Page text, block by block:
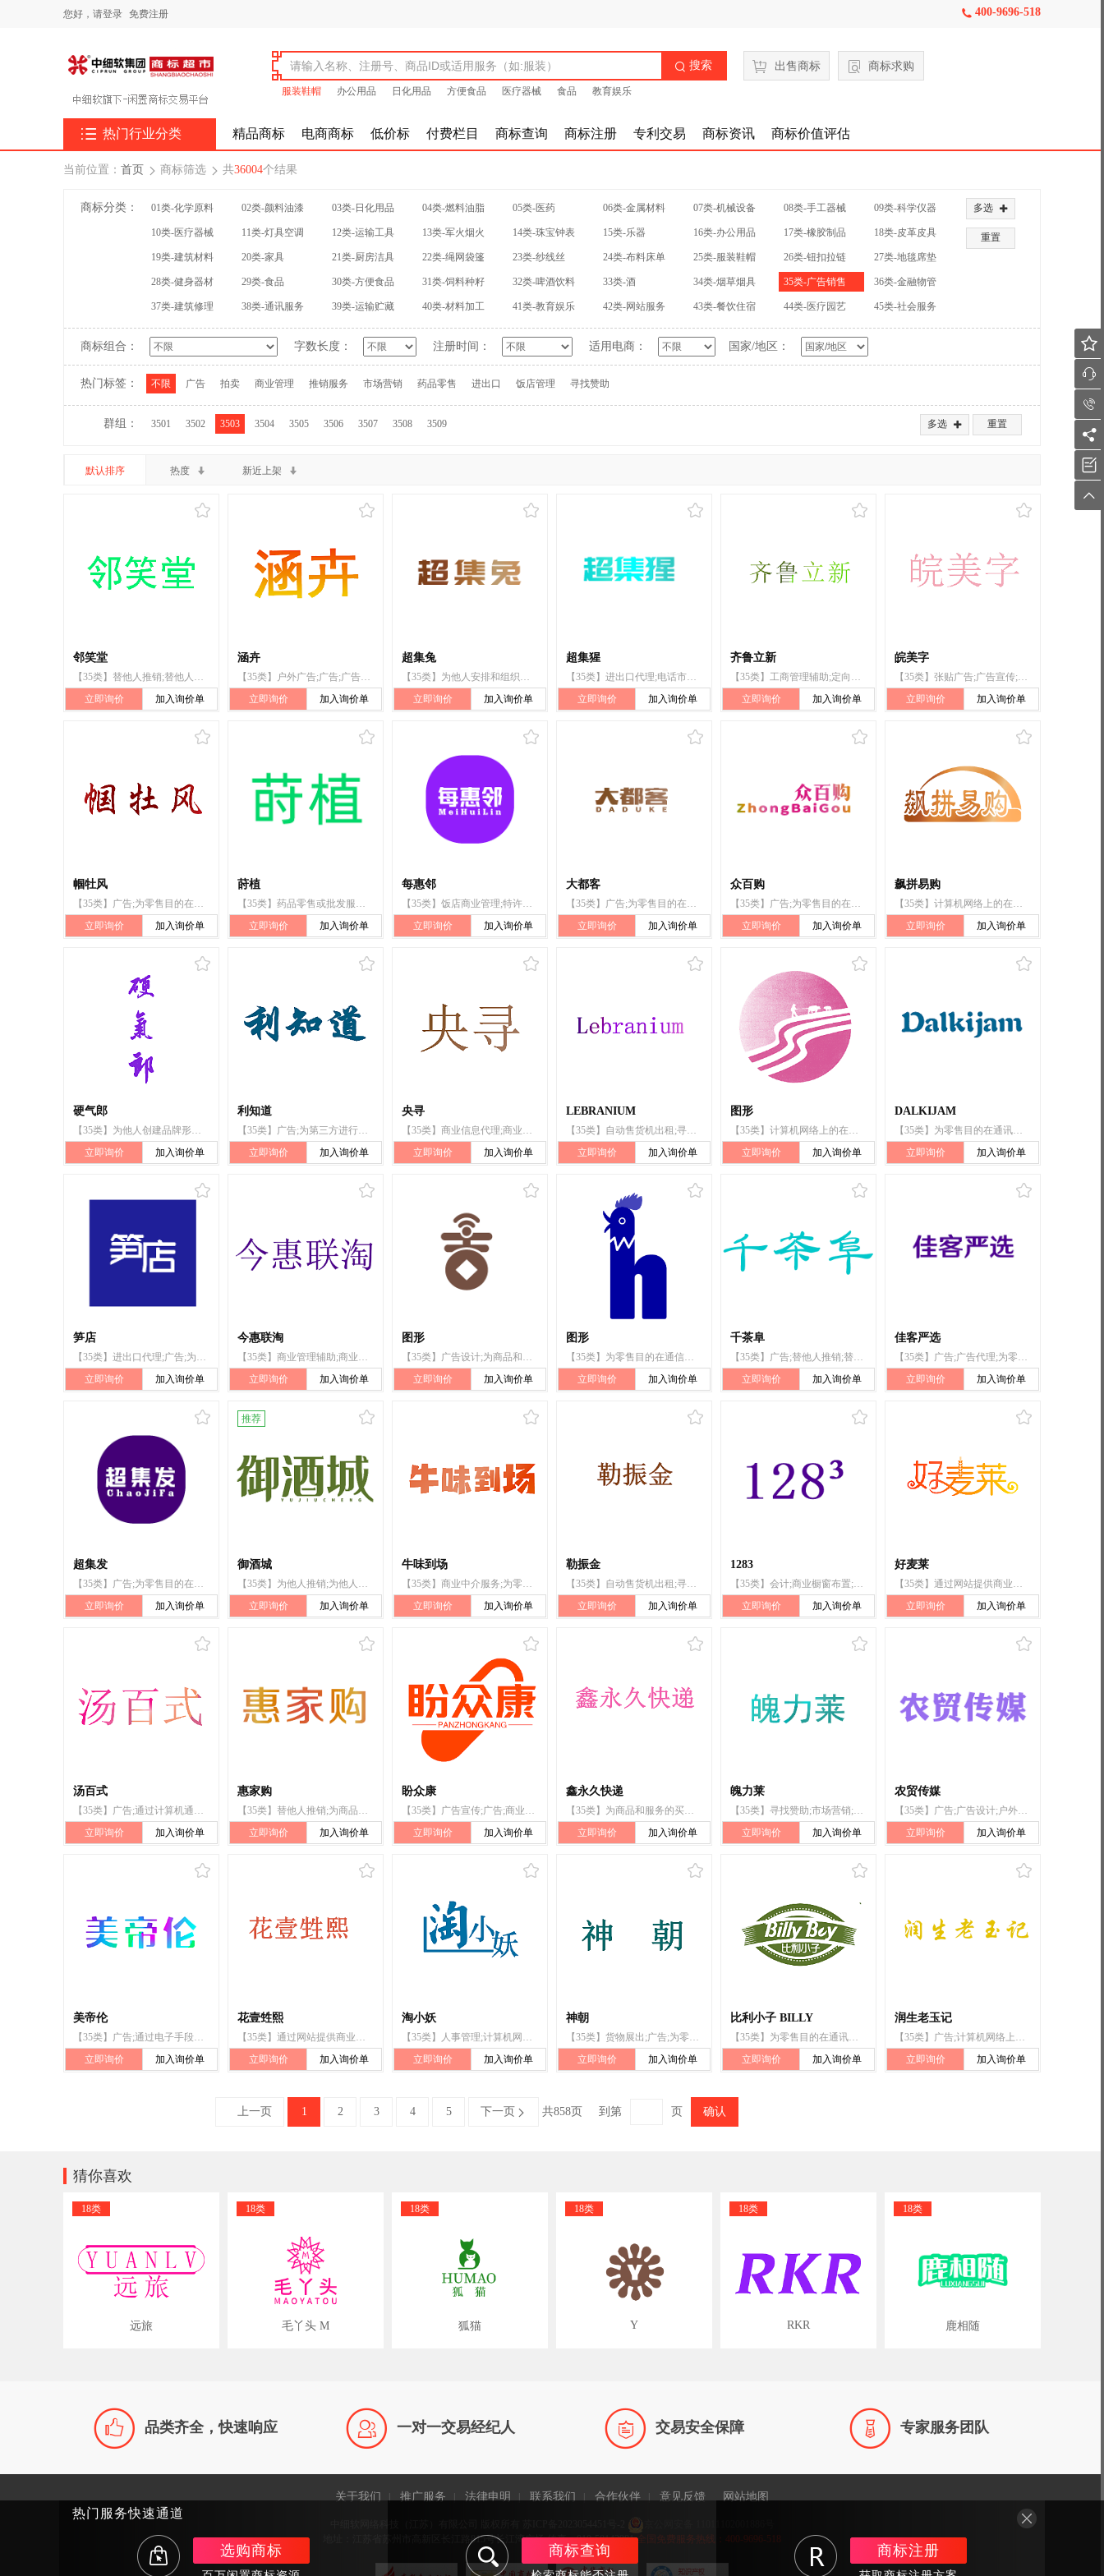
您好， 请登录 免费注册  400-9696-518
 搜索
服装鞋帽 办公用品 日化用品 方便食品 医疗器械 食品 教育娱乐
出售商标 商标求购
 热门行业分类 精品商标 电商商标 低价标 付费栏目 商标查询 商标注册 专利交易 商标资讯 商标价值评估
当前位置： 首页  商标筛选  共36004个结果
多选 
重置
商标分类： 01类-化学原料 02类-颜料油漆 03类-日化用品 04类-燃料油脂 05类-医药 06类-金属材料 07类-机械设备 08类-手工器械 09类-科学仪器
10类-医疗器械 11类-灯具空调 12类-运输工具 13类-军火烟火 14类-珠宝钟表 15类-乐器 16类-办公用品 17类-橡胶制品 18类-皮革皮具
19类-建筑材料 20类-家具 21类-厨房洁具 22类-绳网袋篷 23类-纱线丝 24类-布料床单 25类-服装鞋帽 26类-钮扣拉链 27类-地毯席垫
28类-健身器材 29类-食品 30类-方便食品 31类-饲料种籽 32类-啤酒饮料 33类-酒 34类-烟草烟具 35类-广告销售 36类-金融物管
37类-建筑修理 38类-通讯服务 39类-运输贮藏 40类-材料加工 41类-教育娱乐 42类-网站服务 43类-餐饮住宿 44类-医疗园艺 45类-社会服务
商标组合： 字数长度： 注册时间： 适用电商： 国家/地区：
热门标签： 不限 广告 拍卖 商业管理 推销服务 市场营销 药品零售 进出口 饭店管理 寻找赞助
多选  重置
群组： 3501 3502 3503 3504 3505 3506 3507 3508 3509
默认排序 热度 新近上架
邻笑堂
【35类】替他人推销;替他人推销商品和服务;通过分发印刷品和促销竞赛替他人推销商品和服务;通过发行和管理贵宾卡替他人推销;为他人安排和组织市场促销;为他人进行网上竞价拍卖;实施拍卖;通过互联网提供拍卖;为他人的商品和服务进行市场营销;提供在线拍卖服务
立即询价
加入询价单
涵卉
【35类】户外广告;广告;广告宣传;进出口代理;在网站上为商品和服务提供广告空间;为商品和服务的买卖双方提供在线市场;计算机网络上的在线广告;为零售目的在通信媒体上展示商品;替他人推销;市场营销
立即询价
加入询价单
超集兔
【35类】为他人安排和组织市场促销;软件出版框架下的市场营销;定向市场营销;药用、兽医用、卫生用制剂和医疗用品的批发服务;为商品和服务的买卖双方提供在线市场;电话市场营销;市场营销;替他人采购（替其他企业购买商品或服务）;替他人推销;进出口代理
立即询价
加入询价单
超集猩
【35类】进出口代理;电话市场营销;定向市场营销;软件出版框架下的市场营销;为他人安排和组织市场促销;药用、兽医用、卫生用制剂和医疗用品的批发服务;为商品和服务的买卖双方提供在线市场;市场营销;替他人采购（替其他企业购买商品或服务）;替他人推销
立即询价
加入询价单
齐鲁立新
【35类】工商管理辅助;定向市场营销;为商品和服务的买卖双方提供在线市场;替他人推销;进出口代理;饭店商业管理;提供商业信息;特许经营的商业管理;为零售目的在通信媒体上展示商品;广告
立即询价
加入询价单
皖美字
【35类】张贴广告;广告宣传;广告;工商管理辅助;市场营销研究;特许经营的商业管理;进出口代理;为他人推销;为他人采购（为其他企业购买商品或服务）;市场营销
立即询价
加入询价单
帼牡风
【35类】广告;为零售目的在通讯媒体上展示商品;广告版面设计;广告片制作;广告设计;广告策划;替他人推销;演员的商业管理;表演艺术家经纪;寻找赞助
立即询价
加入询价单
莳植
【35类】药品零售或批发服务;为商品和服务的买卖双方提供在线市场;市场营销;替他人推销;商业中介服务;外包服务（商业辅助）;特许经营的商业管理;组织商业或广告展览;为零售目的在通信媒体上展示商品;广告
立即询价
加入询价单
每惠邻
【35类】饭店商业管理;特许经营的商业管理;替他人采购（替其他企业购买商品或服务）;药用、兽医用、卫生用制剂和医疗用品的批发服务;为零售目的在通信媒体上展示商品;商业管理咨询;替他人推销;为商品和服务的买卖双方提供在线市场;广告;市场营销
立即询价
加入询价单
大都客
【35类】广告;为零售目的在通信媒体上展示商品;商业管理咨询;特许经营的商业管理;饭店商业管理;替他人推销;替他人采购（替其他企业购买商品或服务）;市场营销;为商品和服务的买卖双方提供在线市场;药用、兽医用、卫生用制剂和医疗用品的批发服务
立即询价
加入询价单
众百购
【35类】广告;为零售目的在通信媒体上展示商品;商业管理咨询;特许经营的商业管理;饭店商业管理;替他人推销;替他人采购（替其他企业购买商品或服务）;市场营销;为商品和服务的买卖双方提供在线市场;药用、兽医用、卫生用制剂和医疗用品的批发服务
立即询价
加入询价单
飙拼易购
【35类】计算机网络上的在线广告;广告宣传;广告策划;商业专业咨询;通过网站提供商业信息;替他人推销;替他人采购（替其他企业购买商品或服务）;市场营销;进出口代理;为商品和服务的买卖双方提供在线市场
立即询价
加入询价单
硬气郎
【35类】为他人创建品牌形象的广告服务;通过有影响者推销商品;商业营销服务;准备用于广告的视听演示材料;通过有影响者进行市场营销;计算机网络和网站的在线推广;广告（通过所有大众传播途径）;市场营销;广告编辑、制作和传播;通过全球计算机网络提供商业信息
立即询价
加入询价单
利知道
【35类】广告;为第三方进行商业贸易的谈判和缔约;贸易信息;进行市场调查;组织商业和广告展销会和展览;为他人推销;进出口代理;市场营销;为他人采购（为其他企业购买商品或服务）;拍卖
立即询价
加入询价单
央寻
【35类】商业信息代理;商业管理咨询;替他人推销;特许经营的商业管理;市场营销;为商品和服务的买卖双方提供在线市场;人事管理咨询;人员招收;广告;商业管理辅助
立即询价
加入询价单
LEBRANIUM
【35类】自动售货机出租;寻找赞助;销售展示架出租;为零售目的在通讯媒体上展示商品;户外广告;商业管理辅助;特许经营的商业管理;进出口代理;市场营销;为商品和服务的买卖双方提供在线市场
立即询价
加入询价单
图形
【35类】计算机网络上的在线广告;商业管理和组织咨询;商业管理顾问;特许经营的商业管理;进出口代理;拍卖;替他人推销;替他人采购(替其他企业购买商品或服务);市场营销;计算机数据库信息系统化
立即询价
加入询价单
DALKIJAM
【35类】为零售目的在通讯媒体上展示商品;特许经营的商业管理;为广告宣传目的组织时装表演;为商业或广告目的编制网页索引;商业橱窗布置;为广告或推销提供模特服务;替他人推销;将信息编入计算机数据库;替他人采购(替其他企业购买商品或服务);广告
立即询价
加入询价单
笋店
【35类】进出口代理;广告;为商品和服务的买卖双方提供在线市场;计算机网络上的在线广告;替他人采购（替其他企业购买商品或服务）;市场营销;为零售目的在通讯媒体上展示商品;饭店商业管理;特许经营的商业管理;替他人推销
立即询价
加入询价单
今惠联淘
【35类】商业管理辅助;商业中介服务;自动售货机出租;为消费者提供商品和服务选择方面的商业信息和建议;寻找赞助;为商业或广告目的汇编信息索引;为商业或广告目的提供用户排名;餐馆外卖和送餐的在线预订服务;提供商业信息;为他人安排和组织市场促销
立即询价
加入询价单
图形
【35类】广告设计;为商品和服务的买卖双方提供在线市场;制作电视购物节目;为零售目的在通信媒体上展示商品;广告;计算机网络上的在线广告;广告片制作;药用、兽医用、卫生用制剂和医疗用品的零售服务;在通信媒体上出租广告时间;替他人推销
立即询价
加入询价单
图形
【35类】为零售目的在通信媒体上展示商品;广告;通过电子途径和全球信息网络提供广告空间;特许经营的商业管理;通过网站提供商业信息;商品进出口代理;市场营销;替他人推销;替他人采购（替其他企业购买商品或服务）;为商品和服务的买卖双方提供在线市场
立即询价
加入询价单
千茶阜
【35类】广告;替他人推销;替他人采购（替其他企业购买商品或服务）;特许经营的商业管理;通过电子途径和全球信息网络提供广告空间;为零售目的在通信媒体上展示商品;通过发放优惠券推广他人的商品和服务;市场营销;为商品和服务的买卖双方提供在线市场;人力资源管理
立即询价
加入询价单
佳客严选
【35类】广告;广告代理;为零售目的在通信媒体上展示商品;商业管理咨询;特许经营的商业管理咨询;通过网站提供商业信息;替他人推销;替他人采购（替其他企业购买商品或服务）;市场营销;为商品和服务的买卖双方提供在线市场
立即询价
加入询价单
超集发
【35类】广告;为零售目的在通信媒体上展示商品;商业管理咨询;特许经营的商业管理;饭店商业管理;替他人推销;替他人采购（替其他企业购买商品或服务）;市场营销;为商品和服务的买卖双方提供在线市场;药用、兽医用、卫生用制剂和医疗用品的批发服务
立即询价
加入询价单
推荐
御酒城
【35类】为他人推销;为他人采购（为其他企业购买商品或服务）;商业管理辅助;计算机数据录入服务;广告;进出口代理;特许经营的商业管理;广告宣传;拍卖;为商品和服务的买卖双方提供在线市场
立即询价
加入询价单
牛味到场
【35类】商业中介服务;为零售目的在通信媒体上展示商品;广告;特许经营的商业管理;提供商业和商务联系信息;为商品和服务的买卖双方提供在线市场;通过网站提供商业信息;市场营销;商业管理咨询;为他人采购（为其他企业购买商品或服务）
立即询价
加入询价单
勒振金
【35类】自动售货机出租;寻找赞助;销售展示架出租;为零售目的在通讯媒体上展示商品;户外广告;商业管理辅助;特许经营的商业管理;进出口代理;市场营销;为商品和服务的买卖双方提供在线市场
立即询价
加入询价单
1283
【35类】会计;商业橱窗布置;广告宣传;进出口代理;为广告或推销提供模特服务;为广告或销售组织时装展览;广告;为广告宣传目的组织时装表演;寻找赞助;计算机网络上的在线广告
立即询价
加入询价单
好麦莱
【35类】通过网站提供商业信息;进出口代理;替他人采购（替其他企业购买商品或服务）;为商品和服务的买卖双方提供在线市场;替他人推销;计算机数据库信息系统化;药品零售或批发服务;饭店商业管理;特许经营的商业管理;广告宣传
立即询价
加入询价单
汤百式
【35类】广告;通过计算机通信网络进行的在线广告;商业管理辅助;特许经营的商业管理;替他人推销;为商品和服务的买卖双方提供在线市场;人事管理咨询;为推销优化搜索引擎;为零售目的在通信媒体上展示商品;定向市场营销
立即询价
加入询价单
惠家购
【35类】替他人推销;为商品和服务的买卖双方提供在线市场;人事管理咨询;为推销优化搜索引擎;网站流量优化;会计;药用、兽医用、卫生用制剂和医疗用品的零售或批发服务
立即询价
加入询价单
盼众康
【35类】广告宣传;广告;商业管理辅助;为商品和服务的买卖双方提供在线市场;财务审计;药用制剂零售或批发服务;医疗用品零售或批发服务;药品零售或批发服务;卫生制剂零售或批发服务;药用、兽医用、卫生用制剂和医疗用品的零售服务
立即询价
加入询价单
鑫永久快递
【35类】为商品和服务的买卖双方提供在线市场;会计;市场营销;人事管理咨询;特许经营的商业管理;替他人推销;通过网站提供商业信息;广告;广告宣传;进出口代理
立即询价
加入询价单
魄力莱
【35类】寻找赞助;市场营销;为商品和服务的买卖双方提供在线市场;商业管理辅助;进出口代理;人事管理咨询;广告;为他人推销;为零售目的在通信媒体上展示商品;特许经营的商业管理
立即询价
加入询价单
农贸传媒
【35类】广告;广告设计;户外广告;计算机网络上的在线广告;在通信媒体上出租广告时间;商业管理辅助;人事管理咨询;药用、兽医用、卫生用制剂和医疗用品的零售服务;特许经营的商业管理;为商品和服务的买卖双方提供在线市场
立即询价
加入询价单
美帝伦
【35类】广告;通过电子手段展示商品和服务以便于电视购物和居家购物;特许经营的商业管理;进出口代理;替他人推销;市场营销;为商品和服务的买卖双方提供在线市场;在计算机数据库中更新和维护数据;寻找赞助;计算机网络上的在线广告
立即询价
加入询价单
花壹甡熙
【35类】通过网站提供商业信息;市场营销;特许经营的商业管理;寻找赞助;广告;商业管理咨询;进出口代理;为他人推销;为商品和服务的买卖双方提供在线市场;餐馆外卖和送餐的在线预订服务
立即询价
加入询价单
淘小妖
【35类】人事管理;计算机网络上的在线广告;替他人推销;广告;特许经营的商业管理;替他人采购（替其他企业购买商品或服务）;药用制剂零售或批发服务;为零售目的在通讯媒体上展示商品;市场营销;饭店商业管理;为商品和服务的买卖双方提供在线市场;进出口代理
立即询价
加入询价单
神朝
【35类】货物展出;广告;为零售目的在通信媒体上展示商品;组织商业或广告展览和交易会;进出口代理;为他人推销;市场营销;开发票;寻找赞助;自动售货机出租
立即询价
加入询价单
比利小子 BILLY
【35类】为零售目的在通讯媒体上展示商品;特许经营的商业管理;进出口代理;替他人推销;市场营销;为商品和服务的买卖双方提供在线市场;计算机数据库信息系统化;商业企业迁移;计算机网络上的在线广告;货物展出
立即询价
加入询价单
润生老玉记
【35类】广告;计算机网络上的在线广告;为零售目的在通讯媒体上展示商品;特许经营的商业管理;市场营销;将信息编入计算机数据库;会计;自动售货机出租;报刊剪贴;替他人推销
立即询价
加入询价单
上一页 1 2 3 4 5 下一页  共858页 到第 页 确认
猜你喜欢
18类
远旅
18类
毛丫头 M
18类
狐猫
18类
Y
18类
RKR
18类
鹿相随
 品类齐全，快速响应  一对一交易经纪人  交易安全保障  专家服务团队
热门服务快速通道
选购商标 商标查询 商标注册
关于我们 推广服务 法律申明 联系我们 合作伙伴 意见反馈 网站地图
地址：江苏省苏州市高新区长江路815号长江湾广场 传真：010-58143981全国免费服务热线：400-9696-518





